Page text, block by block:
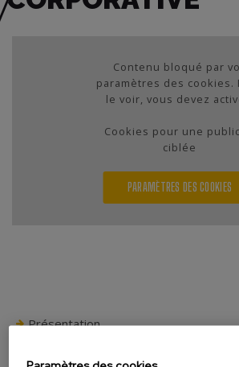
Contenu bloqué par
paramètres des cookies.
le voir, vous devez
Cookies pour une
ciblée
PARAMÈTRES DES COOKIES
Présentation